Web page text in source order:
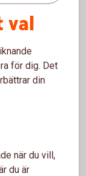
som inte är
eller
val
för dig. Det
din
när du vill,
du är